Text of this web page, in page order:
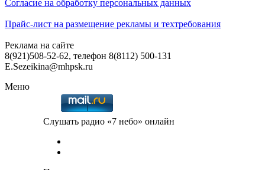
Согласие на обработку персональных данных
Прайс-лист на размещение рекламы и техтребования
Реклама на сайте
8(921)508-52-62, телефон 8(8112) 500-131
E.Sezeikina@mhpsk.ru
Меню
Слушать радио «7 небо» онлайн